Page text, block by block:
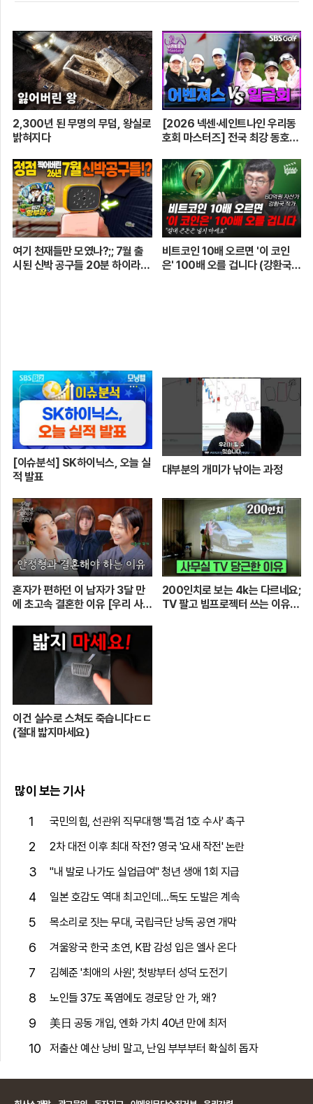
2,300년 된 무명의 무덤, 왕실로
밝혀지다
[2026 넥센·세인트나인 우리동
호회 마스터즈] 전국 최강 동호회
움 어벤져스 vs 일금회 | 16강 1
경기
여기 천재들만 모였나?;; 7월 출
시된 신박 공구들 20분 하이라이
비트코인 10배 오르면 '이 코인
은' 100배 오를 겁니다 (강환국
[이슈분석] SK하이닉스, 오늘 실
적 발표
대부분의 개미가 낚이는 과정
혼자가 편하던 이 남자가 3달 만
에 초고속 결혼한 이유 [우리 사이
200인치로 보는 4k는 다르네요;
TV 팔고 빔프로젝터 쓰는 이유
이건 실수로 스쳐도 죽습니다ㄷㄷ
(절대 밟지마세요)
많이 보는 기사
1 국민의힘, 선관위 직무대행 '특검 1호 수사' 촉구
2 2차 대전 이후 최대 작전? 영국 '요새 작전' 논란
3 "내 발로 나가도 실업급여" 청년 생애 1회 지급
4 일본 호감도 역대 최고인데…독도 도발은 계속
5 목소리로 짓는 무대, 국립극단 낭독 공연 개막
6 겨울왕국 한국 초연, K팝 감성 입은 엘사 온다
7 김혜준 '최애의 사원', 첫방부터 성덕 도전기
8 노인들 37도 폭염에도 경로당 안 가, 왜?
9 美日 공동 개입, 엔화 가치 40년 만에 최저
10 저출산 예산 낭비 말고, 난임 부부부터 확실히 돕자